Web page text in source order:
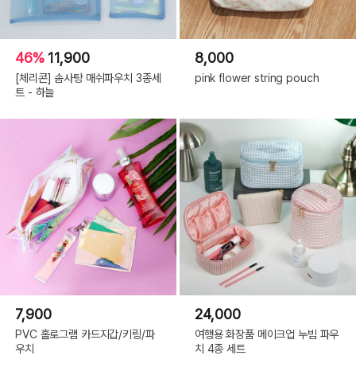
46% 11,900
[체리콘] 솜사탕 매쉬파우치 3종세
트 - 하늘
8,000
pink flower string pouch
7,900
PVC 홀로그램 카드지갑/키링/파
우치
24,000
여행용 화장품 메이크업 누빔 파우
치 4종 세트